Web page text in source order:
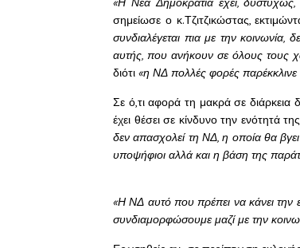
σημείωσε ο κ.Τζιτζικώστας,
συνδιαλέγεται πια με την κοινωνία,
αυτής, που ανήκουν σε όλους τους
διότι «η ΝΔ πολλές φορές παρέκκλινε
Σε ό,τι αφορά τη μακρά σε διάρκεια
έχει θέσει σε κίνδυνο την ενότητά
δεν απασχολεί τη ΝΔ, η οποία θα
υποψήφιοι αλλά και η βάση της
«Η ΝΔ αυτό που πρέπει να κάνει την
συνδιαμορφώσουμε μαζί με την